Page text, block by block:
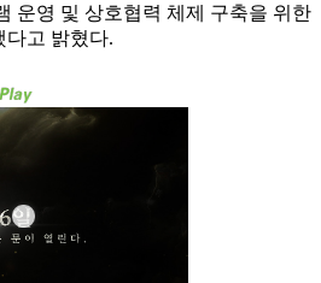
운영 및 상호협력 체제 구축을 위한
다고 밝혔다.